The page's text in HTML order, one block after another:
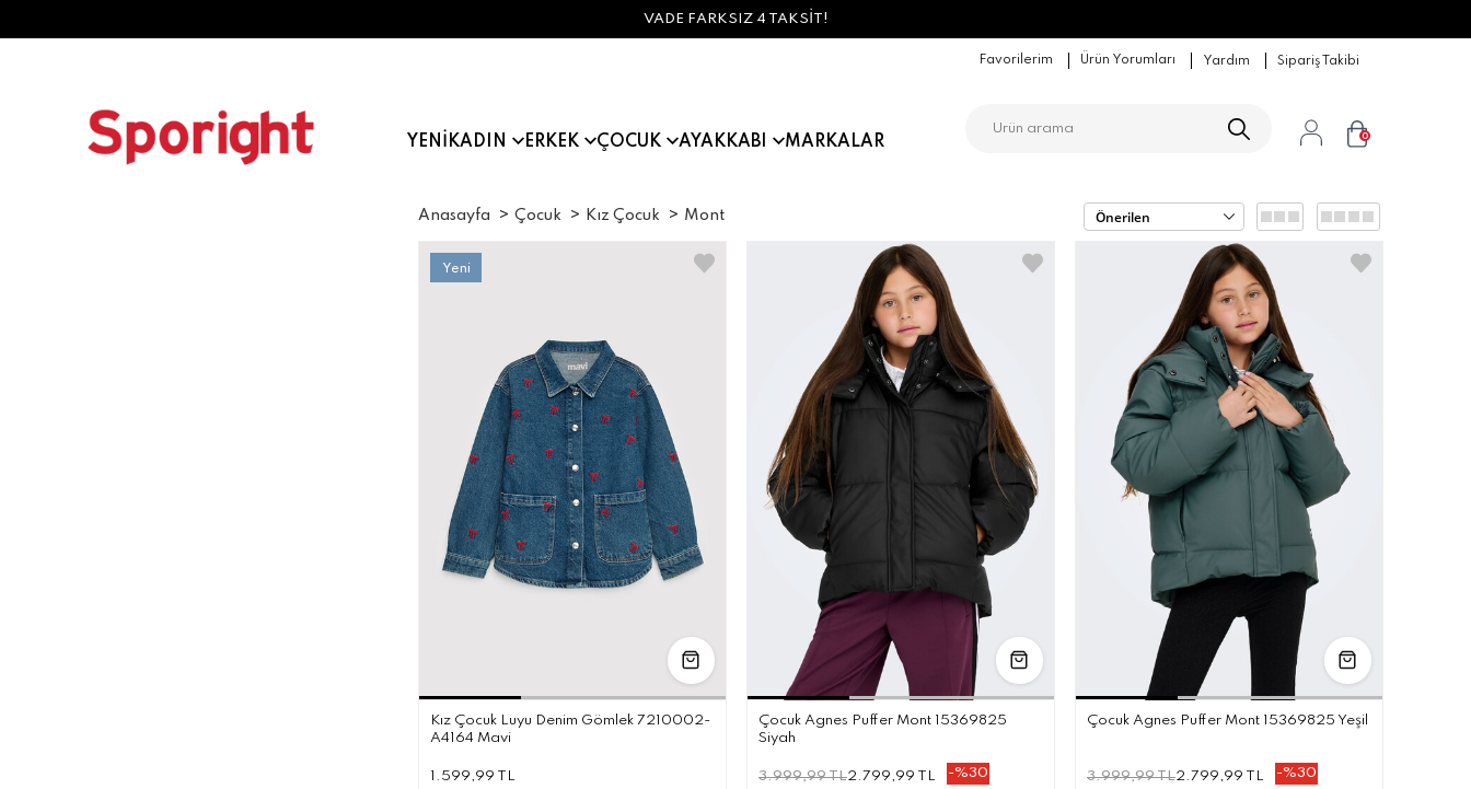
Favorilerim Ürün Yorumları Yardım Sipariş Takibi
YENI KADIN ERKEK ÇOCUK AYAKKABI MARKALAR 0
Anasayfa Çocuk Kız Çocuk Mont
9-1011-12
Kız Çocuk Luyu Denim Gömlek 7210002-
A4164 Mavi
1.599,99 TL
9 YAŞ 10 YAŞ11 YAŞ
Çocuk Agnes Puffer Mont 15369825
Siyah
3.999,99 TL2.799,99 TL -%30
8 YAŞ 10 YAŞ13 YAŞ
Çocuk Agnes Puffer Mont 15369825 Yeşil
3.999,99 TL2.799,99 TL -%30